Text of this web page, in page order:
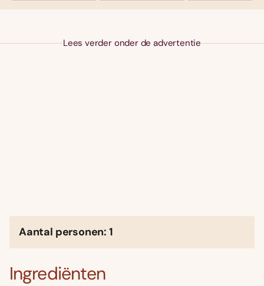
Lees verder onder de advertentie
Aantal personen: 1
Ingrediënten